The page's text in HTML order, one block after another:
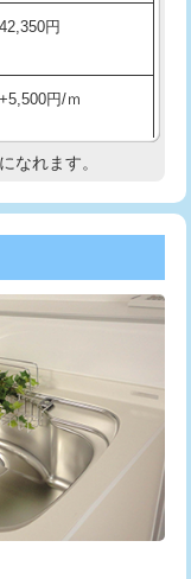
13,200円
16,500円
22,000円
22,000円
3,300円
5,500円
5,500円
11,000円
42,350円
+5,500円/ｍ
現地調査
+3,300円
33,000円
8,800円
11,000円
22,000円
なれます。